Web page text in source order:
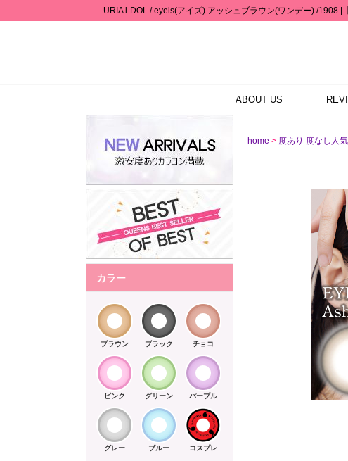
URIA i-DOL / eyeis(アイズ) アッシュブラウン(ワンデー) /1908 |
ABOUT US
カラー
ブラウン ブラック チョコ
ピンク グリーン パープル
グレー ブルー コスプレ
home > 度あり 度なし人